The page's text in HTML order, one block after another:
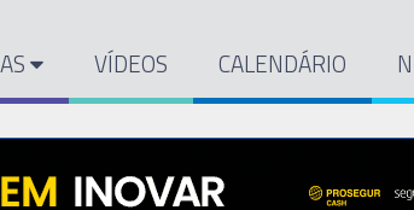
VÍDEOS CALENDÁRIO